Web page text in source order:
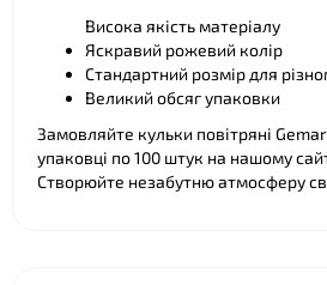
Висока якість матеріалу
Яскравий рожевий колір
Стандартний розмір для
Великий обсяг упаковки
Замовляйте кульки повітряні
упаковці по 100 штук на нашому
Створюйте незабутню атмосферу